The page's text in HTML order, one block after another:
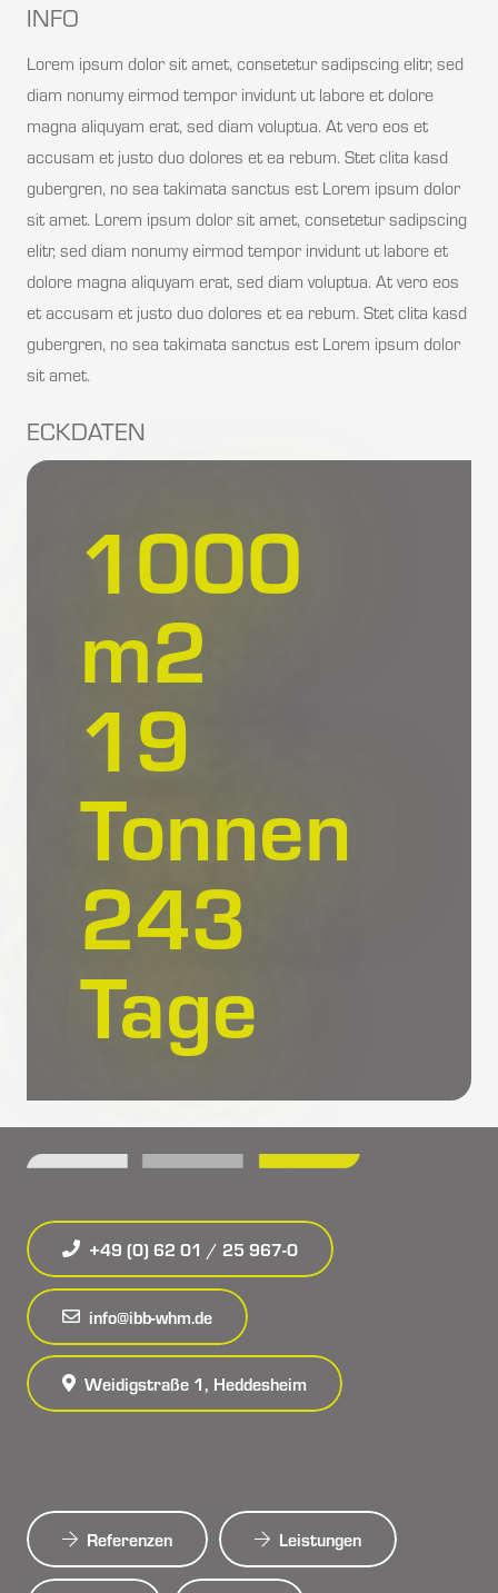
INFO
Lorem ipsum dolor sit amet, consetetur sadipscing elitr, sed
diam nonumy eirmod tempor invidunt ut labore et dolore
magna aliquyam erat, sed diam voluptua. At vero eos et
accusam et justo duo dolores et ea rebum. Stet clita kasd
gubergren, no sea takimata sanctus est Lorem ipsum dolor
sit amet. Lorem ipsum dolor sit amet, consetetur sadipscing
elitr, sed diam nonumy eirmod tempor invidunt ut labore et
dolore magna aliquyam erat, sed diam voluptua. At vero eos
et accusam et justo duo dolores et ea rebum. Stet clita kasd
gubergren, no sea takimata sanctus est Lorem ipsum dolor
sit amet.
ECKDATEN
1000
m2
20
Tonnen
283
Tage
+49 (0) 62 01 / 25 967-0
info@ibb-whm.de
Weidigstraße 1, Heddesheim
Referenzen Leistungen